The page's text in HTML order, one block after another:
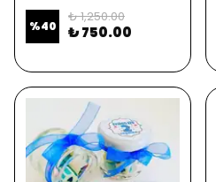
%40
₺ 1,250.00
₺ 750.00